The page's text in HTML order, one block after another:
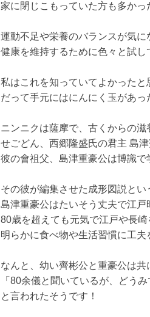
家に閉じこもっていた方も多かっ
運動不足や栄養のバランスが気に
健康を維持するために色々と試し
私はこれを知っていてよかったと
だって手元にはにんにく玉があっ
ニンニクは薩摩で、古くからの滋
せごどん、西郷隆盛氏の君主 島津
彼の會祖父、島津重豪公は博識で
その彼が編集させた成形図説とい
島津重豪公はたいそう丈夫で江戸
80歳を超えても元気で江戸や長崎
明らかに食べ物や生活習慣に工夫
なんと、幼い齊彬公と重豪公は共
「80余儀と聞いているが、どう
と言われたそうです！